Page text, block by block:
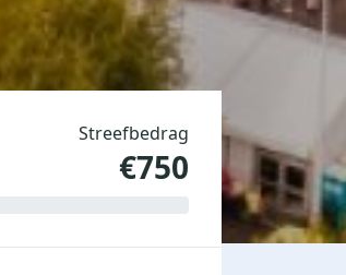
Streefbedrag
€750